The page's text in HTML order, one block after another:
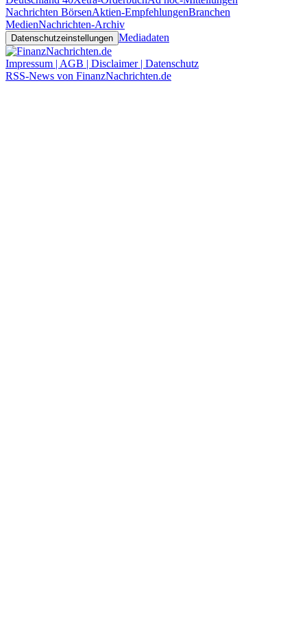
Nachrichten BörsenAktien-EmpfehlungenBranchen
MedienNachrichten-Archiv
Datenschutzeinstellungen Mediadaten
Impressum | AGB | Disclaimer | Datenschutz
RSS-News von FinanzNachrichten.de